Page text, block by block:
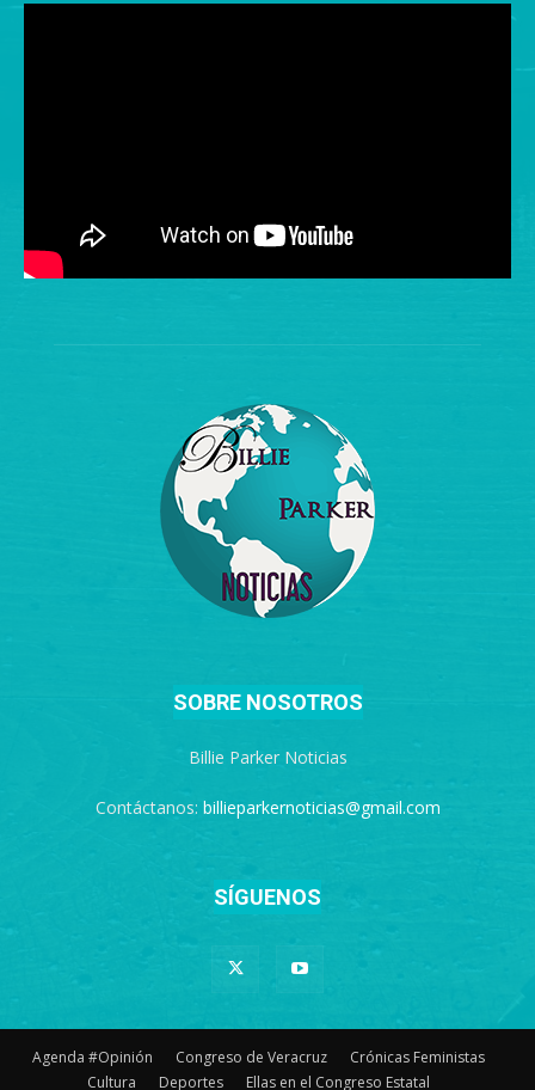
SOBRE NOSOTROS
Billie Parker Noticias
Contáctanos: billieparkernoticias@gmail.com
SÍGUENOS
Agenda #Opinión Congreso de Veracruz
Crónicas Feministas
Cultura
Deportes Ellas en el Congreso Estatal